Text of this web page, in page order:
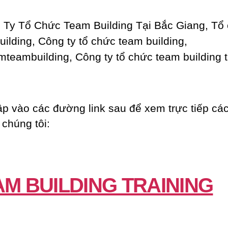
vào các đường link sau để xem trực tiếp
tôi:
BUILDING TRAINING